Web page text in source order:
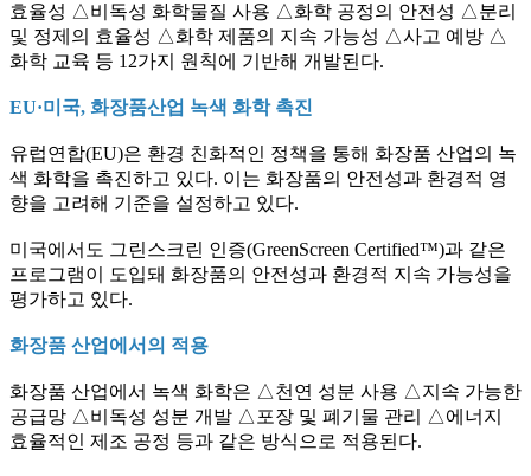
효율성 △비독성 화학물질 사용 △화학 공정의 안전성 △분리
및 정제의 효율성 △화학 제품의 지속 가능성 △사고 예방 △
화학 교육 등 12가지 원칙에 기반해 개발된다.
EU·미국, 화장품산업 녹색 화학 촉진
유럽연합(EU)은 환경 친화적인 정책을 통해 화장품 산업의 녹
색 화학을 촉진하고 있다. 이는 화장품의 안전성과 환경적 영
향을 고려해 기준을 설정하고 있다.
미국에서도 그린스크린 인증(GreenScreen Certified™)과 같은
프로그램이 도입돼 화장품의 안전성과 환경적 지속 가능성을
평가하고 있다.
화장품 산업에서의 적용
화장품 산업에서 녹색 화학은 △천연 성분 사용 △지속 가능한
공급망 △비독성 성분 개발 △포장 및 폐기물 관리 △에너지
효율적인 제조 공정 등과 같은 방식으로 적용된다.